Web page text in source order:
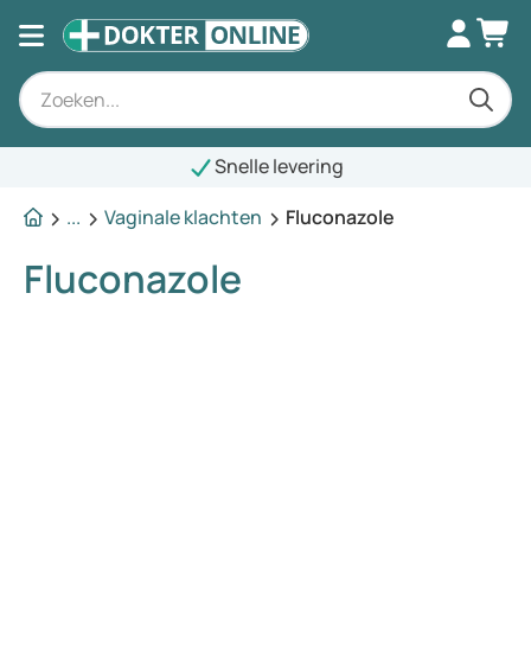
Snelle levering
...
Vaginale klachten Fluconazole
Fluconazole